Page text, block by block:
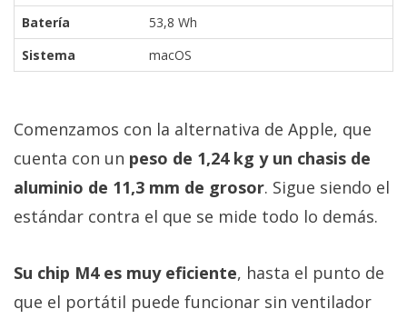
Batería
53,8 Wh
Sistema
macOS
Comenzamos con la alternativa de Apple, que
cuenta con un peso de 1,24 kg y un chasis de
aluminio de 11,3 mm de grosor. Sigue siendo el
estándar contra el que se mide todo lo demás.
Su chip M4 es muy eficiente, hasta el punto de
que el portátil puede funcionar sin ventilador